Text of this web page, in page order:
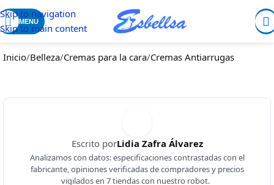
Skip to navigation
Skip to main content
MENU
Inicio/Belleza/Cremas para la cara/Cremas Antiarrugas
Escrito porLidia Zafra Álvarez
Analizamos con datos: especificaciones contrastadas con el
fabricante, opiniones verificadas de compradores y precios
vigilados en 7 tiendas con nuestro robot.